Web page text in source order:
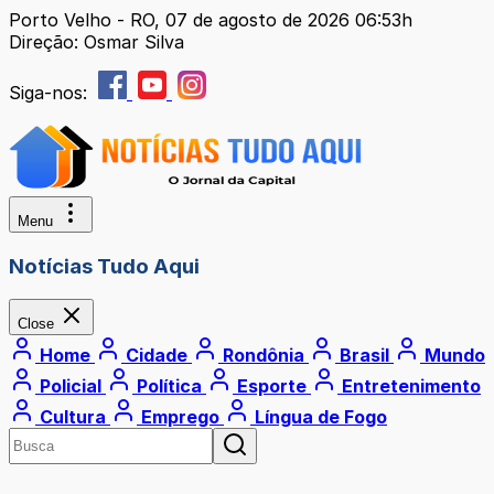
Porto Velho - RO, 07 de agosto de 2026 06:53h
Direção: Osmar Silva
Siga-nos:
Menu
Notícias Tudo Aqui
Close
Home Cidade Rondônia Brasil
Mundo
Policial
Política Esporte
Entretenimento
Cultura
Emprego Língua de Fogo